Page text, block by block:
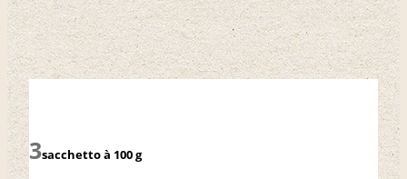
sacchetto à 100 g